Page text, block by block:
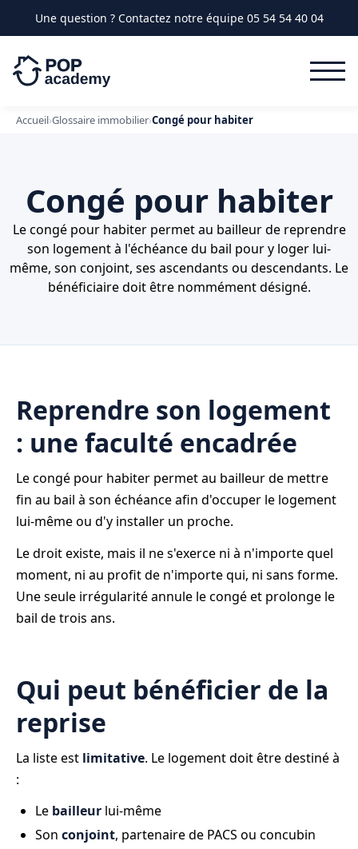
Une question ? Contactez notre équipe 05 54 54 40 04
Accueil›Glossaire immobilier›Congé pour habiter
Congé pour habiter
Le congé pour habiter permet au bailleur de reprendre
son logement à l'échéance du bail pour y loger lui-
même, son conjoint, ses ascendants ou descendants. Le
bénéficiaire doit être nommément désigné.
Reprendre son logement
: une faculté encadrée
Le congé pour habiter permet au bailleur de mettre
fin au bail à son échéance afin d'occuper le logement
lui-même ou d'y installer un proche.
Le droit existe, mais il ne s'exerce ni à n'importe quel
moment, ni au profit de n'importe qui, ni sans forme.
Une seule irrégularité annule le congé et prolonge le
bail de trois ans.
Qui peut bénéficier de la
reprise
La liste est limitative. Le logement doit être destiné à
:
Le bailleur lui-même
Son conjoint, partenaire de PACS ou concubin